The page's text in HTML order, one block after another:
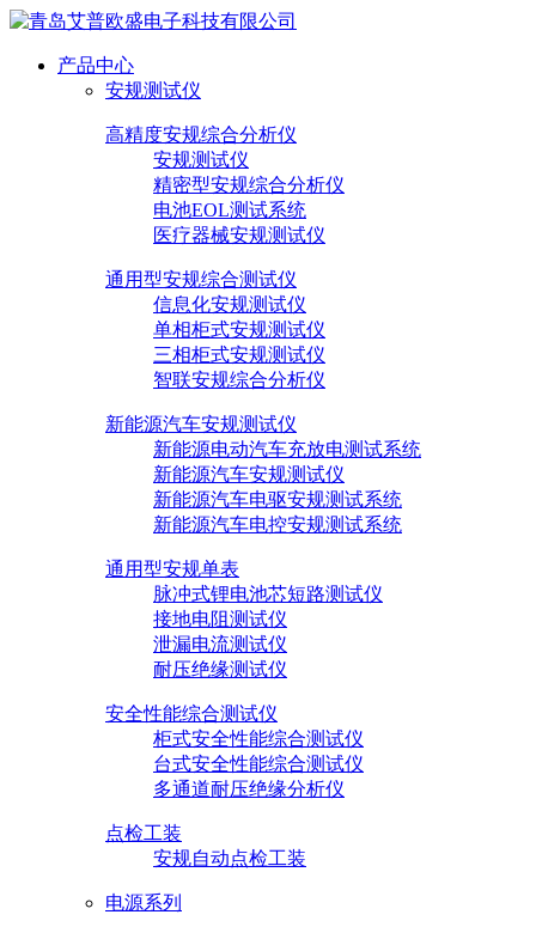
产品中心
安规测试仪
高精度安规综合分析仪
安规测试仪
精密型安规综合分析仪
电池EOL测试系统
医疗器械安规测试仪
通用型安规综合测试仪
信息化安规测试仪
单相柜式安规测试仪
三相柜式安规测试仪
智联安规综合分析仪
新能源汽车安规测试仪
新能源电动汽车充放电测试系统
新能源汽车安规测试仪
新能源汽车电驱安规测试系统
新能源汽车电控安规测试系统
通用型安规单表
脉冲式锂电池芯短路测试仪
接地电阻测试仪
泄漏电流测试仪
耐压绝缘测试仪
安全性能综合测试仪
柜式安全性能综合测试仪
台式安全性能综合测试仪
多通道耐压绝缘分析仪
点检工装
安规自动点检工装
电源系列